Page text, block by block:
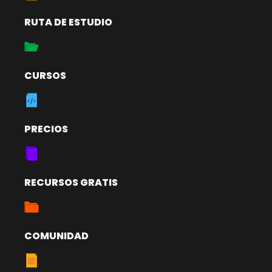
RUTA DE ESTUDIO
CURSOS
PRECIOS
RECURSOS GRATIS
COMUNIDAD